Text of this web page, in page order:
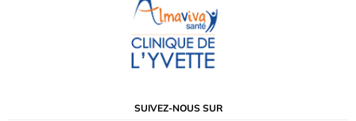
SUIVEZ-NOUS SUR